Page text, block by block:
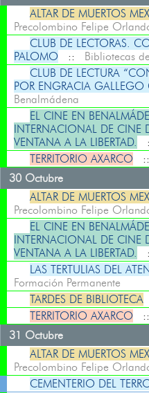
ALTAR DE MUERTOS
Precolombino Felipe
CLUB DE LECTORAS.
PALOMO :: Bibliotecas
CLUB DE LECTURA
POR ENGRACIA GALLEGO
Benalmádena
EL CINE EN
INTERNACIONAL DE
VENTANA A LA LIBERTAD.
TERRITORIO AXARCO
30 Octubre
ALTAR DE MUERTOS
Precolombino Felipe
EL CINE EN
INTERNACIONAL DE
VENTANA A LA LIBERTAD.
LAS TERTULIAS DEL
Formación Permanente
TARDES DE BIBLIOTECA
TERRITORIO AXARCO
31 Octubre
ALTAR DE MUERTOS
Precolombino Felipe
CEMENTERIO DEL